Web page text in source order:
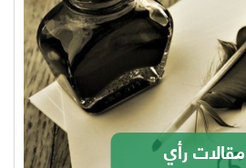
مقالات رأي